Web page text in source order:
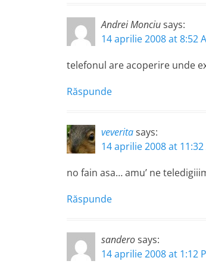
Andrei Monciusays:
14 aprilie 2008 at 8:52
telefonul are acoperire unde
Răspunde
veveritasays:
14 aprilie 2008 at 11:32
no fain asa… amu’ ne
Răspunde
sanderosays:
14 aprilie 2008 at 1:12